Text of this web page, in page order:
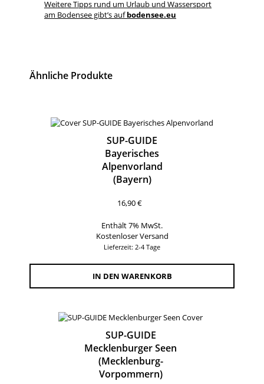
Weitere Tipps rund um Urlaub und Wassersport
am Bodensee gibt’s aufbodensee.eu
Ähnliche Produkte
SUP-GUIDE
Bayerisches
Alpenvorland
(Bayern)
16,90€
Enthält 7% MwSt.
Kostenloser Versand
Lieferzeit: 2-4 Tage
IN DEN WARENKORB
SUP-GUIDE
Mecklenburger Seen
(Mecklenburg-
Vorpommern)